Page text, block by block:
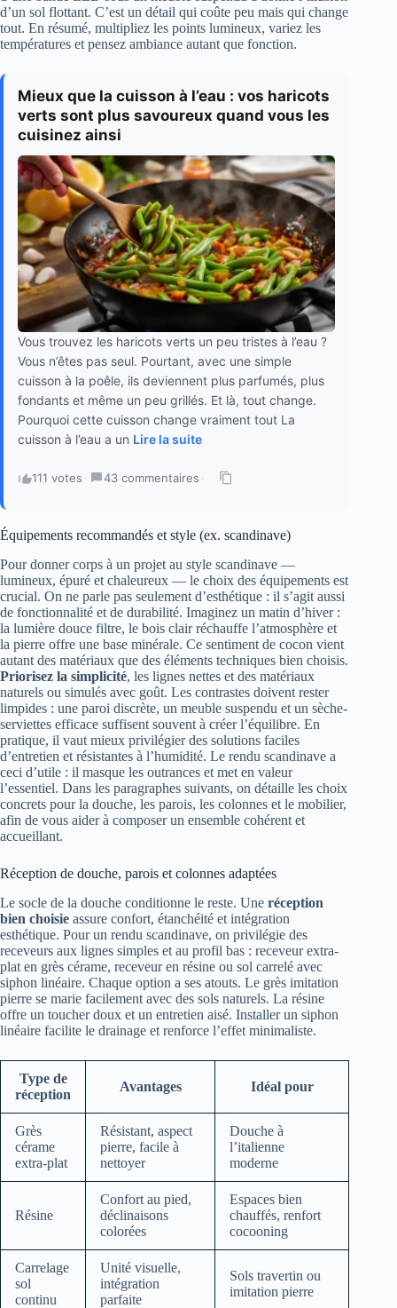
d’un sol flottant. C’est un détail qui coûte peu mais qui change
tout. En résumé, multipliez les points lumineux, variez les
températures et pensez ambiance autant que fonction.
Mieux que la cuisson à l’eau : vos haricots
verts sont plus savoureux quand vous les
cuisinez ainsi
Vous trouvez les haricots verts un peu tristes à l’eau ?
Vous n’êtes pas seul. Pourtant, avec une simple
cuisson à la poêle, ils deviennent plus parfumés, plus
fondants et même un peu grillés. Et là, tout change.
Pourquoi cette cuisson change vraiment tout La
cuisson à l’eau a un Lire la suite
111 votes · 43 commentaires ·
Équipements recommandés et style (ex. scandinave)
Pour donner corps à un projet au style scandinave —
lumineux, épuré et chaleureux — le choix des équipements est
crucial. On ne parle pas seulement d’esthétique : il s’agit aussi
de fonctionnalité et de durabilité. Imaginez un matin d’hiver :
la lumière douce filtre, le bois clair réchauffe l’atmosphère et
la pierre offre une base minérale. Ce sentiment de cocon vient
autant des matériaux que des éléments techniques bien choisis.
Priorisez la simplicité, les lignes nettes et des matériaux
naturels ou simulés avec goût. Les contrastes doivent rester
limpides : une paroi discrète, un meuble suspendu et un sèche-
serviettes efficace suffisent souvent à créer l’équilibre. En
pratique, il vaut mieux privilégier des solutions faciles
d’entretien et résistantes à l’humidité. Le rendu scandinave a
ceci d’utile : il masque les outrances et met en valeur
l’essentiel. Dans les paragraphes suivants, on détaille les choix
concrets pour la douche, les parois, les colonnes et le mobilier,
afin de vous aider à composer un ensemble cohérent et
accueillant.
Réception de douche, parois et colonnes adaptées
Le socle de la douche conditionne le reste. Une réception
bien choisie assure confort, étanchéité et intégration
esthétique. Pour un rendu scandinave, on privilégie des
receveurs aux lignes simples et au profil bas : receveur extra-
plat en grès cérame, receveur en résine ou sol carrelé avec
siphon linéaire. Chaque option a ses atouts. Le grès imitation
pierre se marie facilement avec des sols naturels. La résine
offre un toucher doux et un entretien aisé. Installer un siphon
linéaire facilite le drainage et renforce l’effet minimaliste.
Type de
réception
Avantages Idéal pour
Grès
cérame
extra-plat
Résistant, aspect
pierre, facile à
nettoyer
Douche à
l’italienne
moderne
Résine
Confort au pied,
déclinaisons
colorées
Espaces bien
chauffés, renfort
cocooning
Carrelage
sol
continu
Unité visuelle,
intégration
parfaite
Sols travertin ou
imitation pierre